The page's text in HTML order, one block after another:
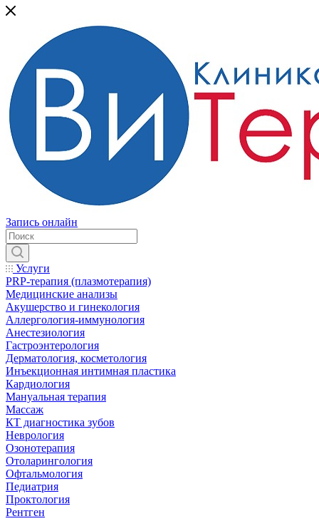
Запись онлайн
Услуги
PRP-терапия (плазмотерапия)
Медицинские анализы
Акушерство и гинекология
Аллергология-иммунология
Анестезиология
Гастроэнтерология
Дерматология, косметология
Инъекционная интимная пластика
Кардиология
Мануальная терапия
Массаж
КТ диагностика зубов
Неврология
Озонотерапия
Отоларингология
Офтальмология
Педиатрия
Проктология
Рентген